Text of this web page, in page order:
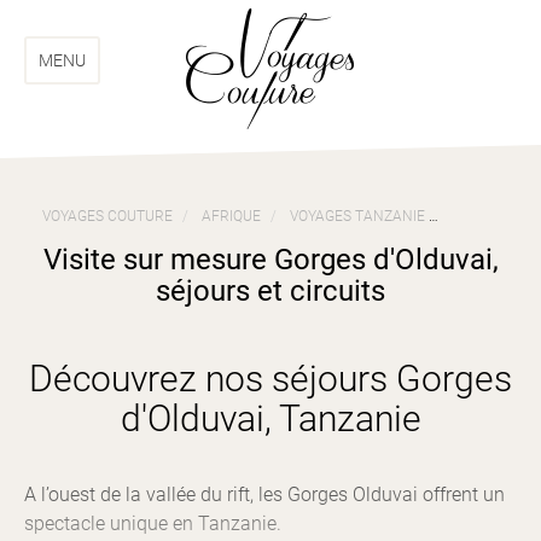
menu
contenuMENU
VOYAGES COUTURE AFRIQUE VOYAGES TANZANIE
Visite sur mesure Gorges d'Olduvai,
séjours et circuits
Découvrez nos séjours Gorges
d'Olduvai, Tanzanie
A l’ouest de la vallée du rift, les Gorges Olduvai offrent un
spectacle unique en Tanzanie.